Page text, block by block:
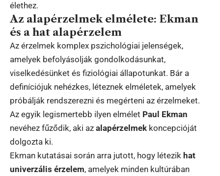
élethez.
Az alapérzelmek elmélete: Ekman
és a hat alapérzelem
Az érzelmek komplex pszichológiai jelenségek,
amelyek befolyásolják gondolkodásunkat,
viselkedésünket és fiziológiai állapotunkat. Bár a
definíciójuk nehézkes, léteznek elméletek, amelyek
próbálják rendszerezni és megérteni az érzelmeket.
Az egyik legismertebb ilyen elmélet Paul Ekman
nevéhez fűződik, aki az alapérzelmek koncepcióját
dolgozta ki.
Ekman kutatásai során arra jutott, hogy létezik hat
univerzális érzelem, amelyek minden kultúrában